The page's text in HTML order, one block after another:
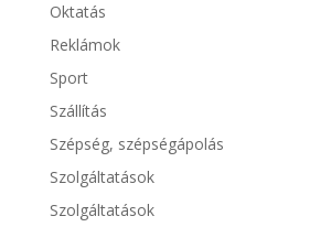
Oktatás
Reklámok
Sport
Szállítás
Szépség, szépségápolás
Szolgáltatások
Szolgáltatások